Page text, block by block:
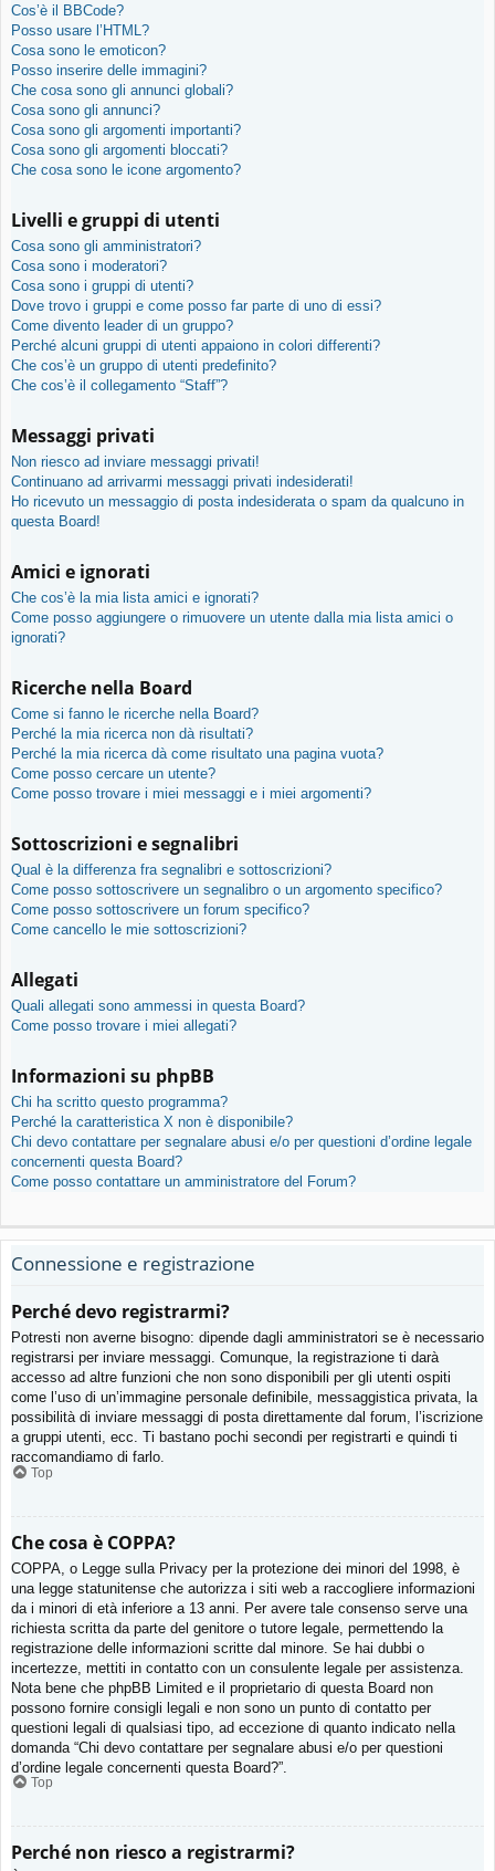
Cos’è il BBCode?
Posso usare l’HTML?
Cosa sono le emoticon?
Posso inserire delle immagini?
Che cosa sono gli annunci globali?
Cosa sono gli annunci?
Cosa sono gli argomenti importanti?
Cosa sono gli argomenti bloccati?
Che cosa sono le icone argomento?
Livelli e gruppi di utenti
Cosa sono gli amministratori?
Cosa sono i moderatori?
Cosa sono i gruppi di utenti?
Dove trovo i gruppi e come posso far parte di uno di essi?
Come divento leader di un gruppo?
Perché alcuni gruppi di utenti appaiono in colori differenti?
Che cos’è un gruppo di utenti predefinito?
Che cos’è il collegamento “Staff”?
Messaggi privati
Non riesco ad inviare messaggi privati!
Continuano ad arrivarmi messaggi privati indesiderati!
Ho ricevuto un messaggio di posta indesiderata o spam da qualcuno in
questa Board!
Amici e ignorati
Che cos’è la mia lista amici e ignorati?
Come posso aggiungere o rimuovere un utente dalla mia lista amici o
ignorati?
Ricerche nella Board
Come si fanno le ricerche nella Board?
Perché la mia ricerca non dà risultati?
Perché la mia ricerca dà come risultato una pagina vuota?
Come posso cercare un utente?
Come posso trovare i miei messaggi e i miei argomenti?
Sottoscrizioni e segnalibri
Qual è la differenza fra segnalibri e sottoscrizioni?
Come posso sottoscrivere un segnalibro o un argomento specifico?
Come posso sottoscrivere un forum specifico?
Come cancello le mie sottoscrizioni?
Allegati
Quali allegati sono ammessi in questa Board?
Come posso trovare i miei allegati?
Informazioni su phpBB
Chi ha scritto questo programma?
Perché la caratteristica X non è disponibile?
Chi devo contattare per segnalare abusi e/o per questioni d’ordine legale
concernenti questa Board?
Come posso contattare un amministratore del Forum?
Connessione e registrazione
Perché devo registrarmi?
Potresti non averne bisogno: dipende dagli amministratori se è necessario
registrarsi per inviare messaggi. Comunque, la registrazione ti darà
accesso ad altre funzioni che non sono disponibili per gli utenti ospiti
come l’uso di un’immagine personale definibile, messaggistica privata, la
possibilità di inviare messaggi di posta direttamente dal forum, l’iscrizione
a gruppi utenti, ecc. Ti bastano pochi secondi per registrarti e quindi ti
raccomandiamo di farlo.
Top
Che cosa è COPPA?
COPPA, o Legge sulla Privacy per la protezione dei minori del 1998, è
una legge statunitense che autorizza i siti web a raccogliere informazioni
da i minori di età inferiore a 13 anni. Per avere tale consenso serve una
richiesta scritta da parte del genitore o tutore legale, permettendo la
registrazione delle informazioni scritte dal minore. Se hai dubbi o
incertezze, mettiti in contatto con un consulente legale per assistenza.
Nota bene che phpBB Limited e il proprietario di questa Board non
possono fornire consigli legali e non sono un punto di contatto per
questioni legali di qualsiasi tipo, ad eccezione di quanto indicato nella
domanda “Chi devo contattare per segnalare abusi e/o per questioni
d’ordine legale concernenti questa Board?”.
Top
Perché non riesco a registrarmi?